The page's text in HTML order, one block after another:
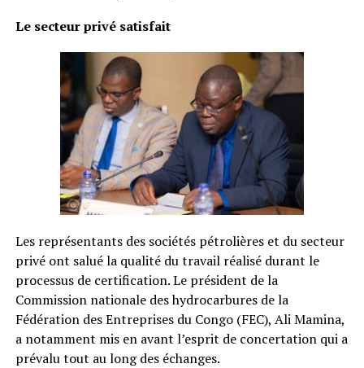
Le secteur privé satisfait
Les représentants des sociétés pétrolières et du secteur
privé ont salué la qualité du travail réalisé durant le
processus de certification. Le président de la
Commission nationale des hydrocarbures de la
Fédération des Entreprises du Congo (FEC), Ali Mamina,
a notamment mis en avant l’esprit de concertation qui a
prévalu tout au long des échanges.